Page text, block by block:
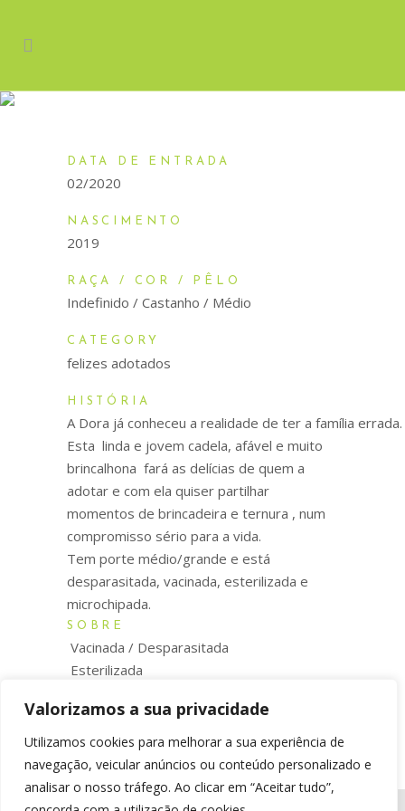
Valorizamos a sua privacidade
Utilizamos cookies para melhorar a sua experiência de
navegação, veicular anúncios ou conteúdo personalizado e
analisar o nosso tráfego. Ao clicar em “Aceitar tudo”,
DATA DE ENTRADA
02/2020
NASCIMENTO
2019
RAÇA / COR / PÊLO
Indefinido / Castanho / Médio
CATEGORY
felizes adotados
HISTÓRIA
A Dora já conheceu a realidade de ter a família errada.
Esta linda e jovem cadela, afável e muito
brincalhona fará as delícias de quem a
adotar e com ela quiser partilhar
momentos de brincadeira e ternura , num
compromisso sério para a vida.
Tem porte médio/grande e está
desparasitada, vacinada, esterilizada e
microchipada.
SOBRE
Vacinada / Desparasitada
Esterilizada